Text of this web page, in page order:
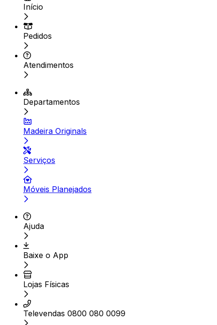
Início
Pedidos
Atendimentos
Departamentos
Madeira Originals
Serviços
Móveis Planejados
Ajuda
Baixe o App
Lojas Físicas
Televendas 0800 080 0099